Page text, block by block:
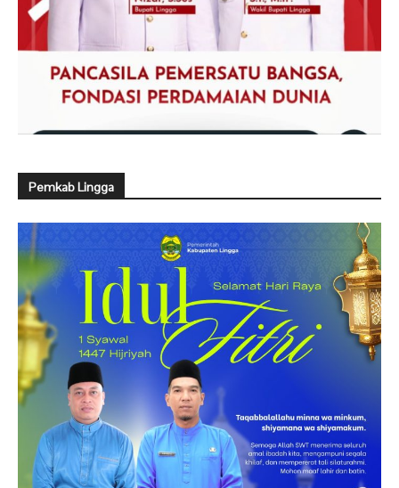
Pemkab Lingga